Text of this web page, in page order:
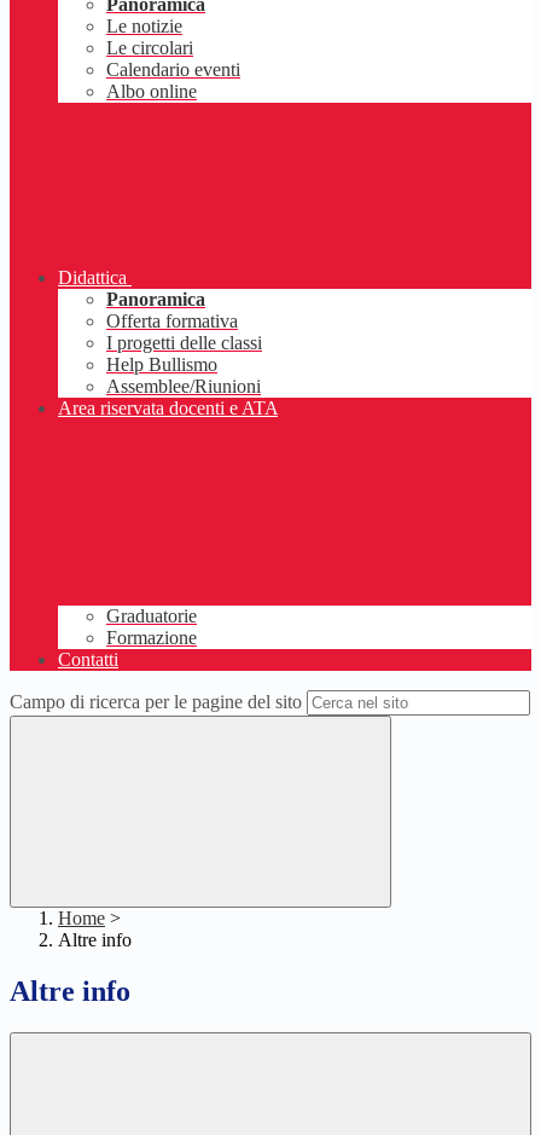
Panoramica
Le notizie
Le circolari
Calendario eventi
Albo online
Didattica
Panoramica
Offerta formativa
I progetti delle classi
Help Bullismo
Assemblee/Riunioni
Area riservata docenti e ATA
Graduatorie
Formazione
Contatti
Campo di ricerca per le pagine del sito
Home >
Altre info
Altre info